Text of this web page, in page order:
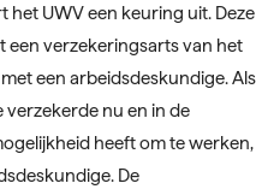
het UWV een keuring uit. Deze
een verzekeringsarts van het
een arbeidsdeskundige. Als
nu en in de
heeft om te werken,
De